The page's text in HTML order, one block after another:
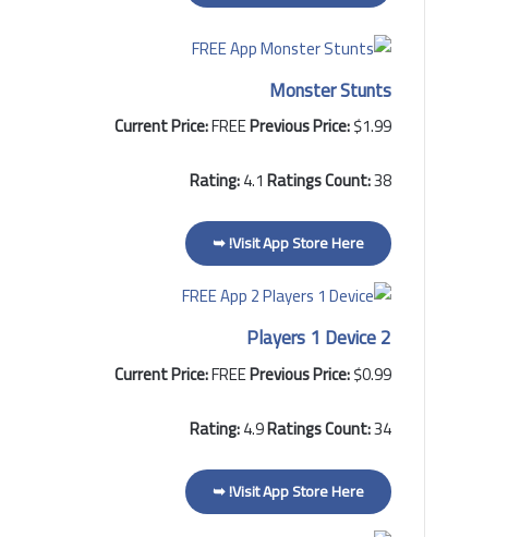
Monster Stunts
Current Price:FREEPrevious Price:$1.99
Rating:4.1Ratings Count:38
Visit App Store Here! ➥
2 Players 1 Device
Current Price:FREEPrevious Price:$0.99
Rating:4.9Ratings Count:34
Visit App Store Here! ➥